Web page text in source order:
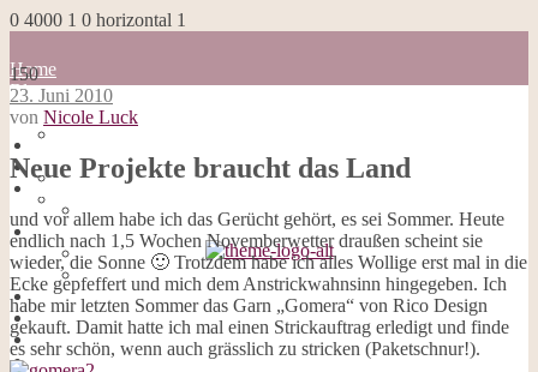
0 4000 1 0 horizontal 1
Home
Blog
about me
Impressum
Datenschutzerklärung
Galerie
Opal-Abos
Strickblogs
Hörbücher
150
Home
Blog
about me
100 Dinge
Impressum
Datenschutzerklärung
Cookies
Galerie
Opal-Abos
Strickblogs
Hörbücher
23. Juni 2010
von Nicole Luck
Neue Projekte braucht das Land
und vor allem habe ich das Gerücht gehört, es sei Sommer. Heute
endlich nach 1,5 Wochen Novemberwetter draußen scheint sie
wieder, die Sonne 🙂 Trotzdem habe ich alles Wollige erst mal in die
Ecke gepfeffert und mich dem Anstrickwahnsinn hingegeben. Ich
habe mir letzten Sommer das Garn „Gomera“ von Rico Design
gekauft. Damit hatte ich mal einen Strickauftrag erledigt und finde
es sehr schön, wenn auch grässlich zu stricken (Paketschnur!).